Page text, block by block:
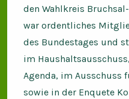
den Wahlkreis
war ordentliches
des Bundestages und
im
Agenda, im Ausschuss
sowie in der Enquete